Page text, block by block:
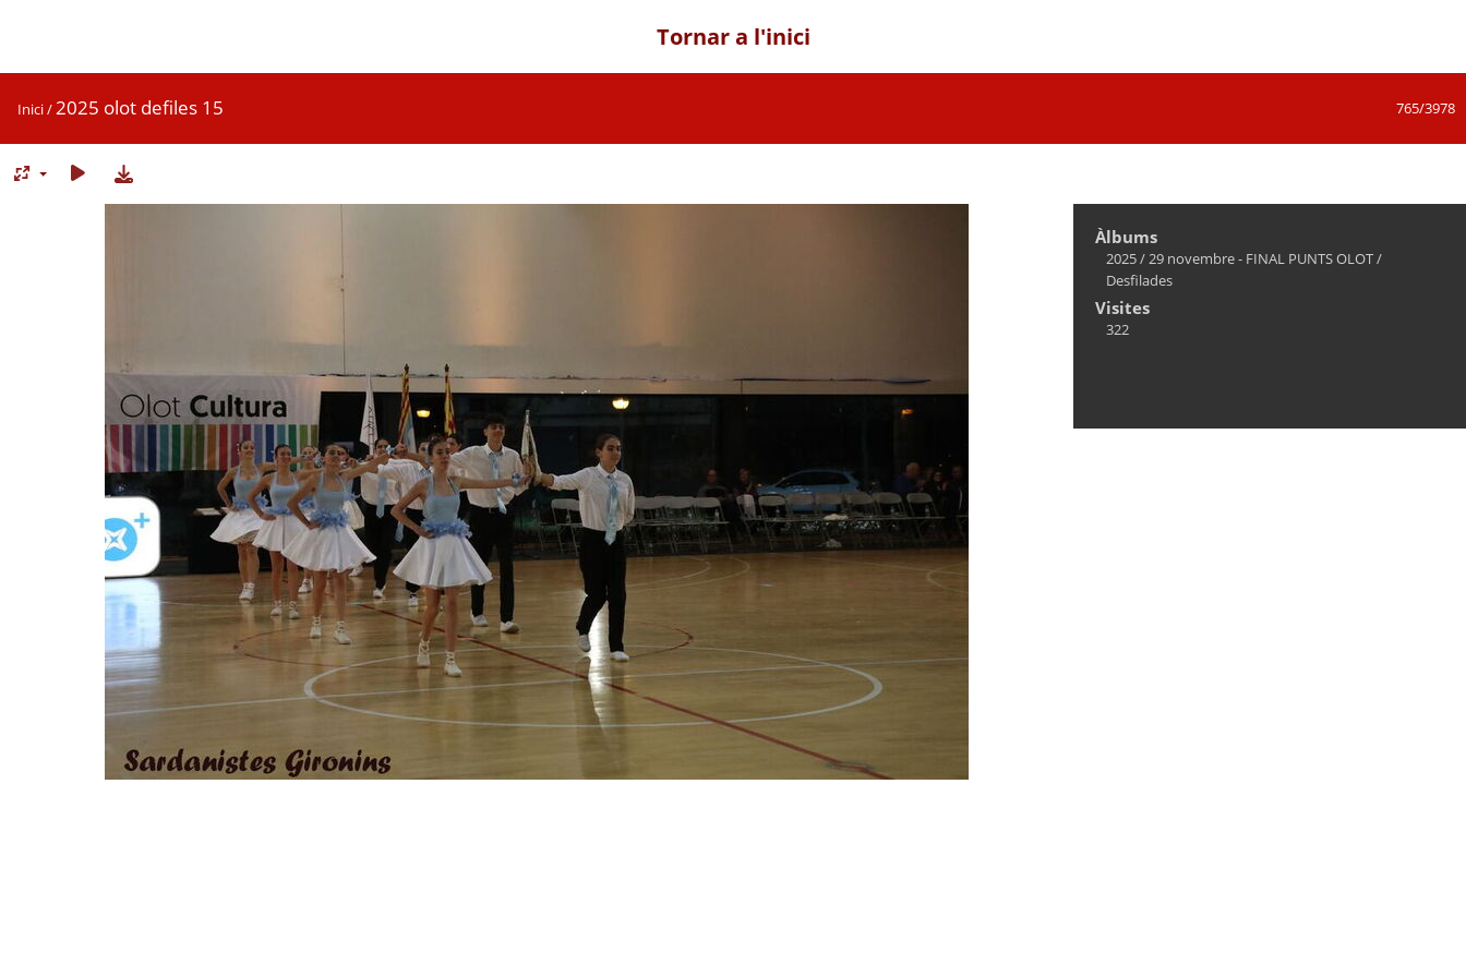
Tornar a l'inici
765/3978
Inici/2025 olot defiles 15
Àlbums
2025/29 novembre - FINAL PUNTS OLOT/
Desfilades
Visites
322